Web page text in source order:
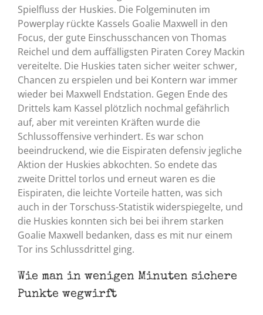
Spielfluss der Huskies. Die Folgeminuten im
Powerplay rückte Kassels Goalie Maxwell in den
Focus, der gute Einschusschancen von Thomas
Reichel und dem auffälligsten Piraten Corey Mackin
vereitelte. Die Huskies taten sicher weiter schwer,
Chancen zu erspielen und bei Kontern war immer
wieder bei Maxwell Endstation. Gegen Ende des
Drittels kam Kassel plötzlich nochmal gefährlich
auf, aber mit vereinten Kräften wurde die
Schlussoffensive verhindert. Es war schon
beeindruckend, wie die Eispiraten defensiv jegliche
Aktion der Huskies abkochten. So endete das
zweite Drittel torlos und erneut waren es die
Eispiraten, die leichte Vorteile hatten, was sich
auch in der Torschuss-Statistik widerspiegelte, und
die Huskies konnten sich bei bei ihrem starken
Goalie Maxwell bedanken, dass es mit nur einem
Tor ins Schlussdrittel ging.
Wie man in wenigen Minuten sichere
Punkte wegwirft